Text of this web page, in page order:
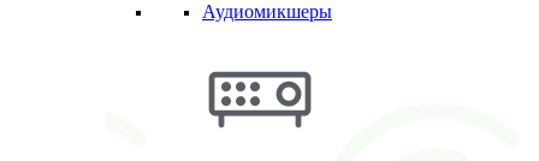
Аудиомикшеры